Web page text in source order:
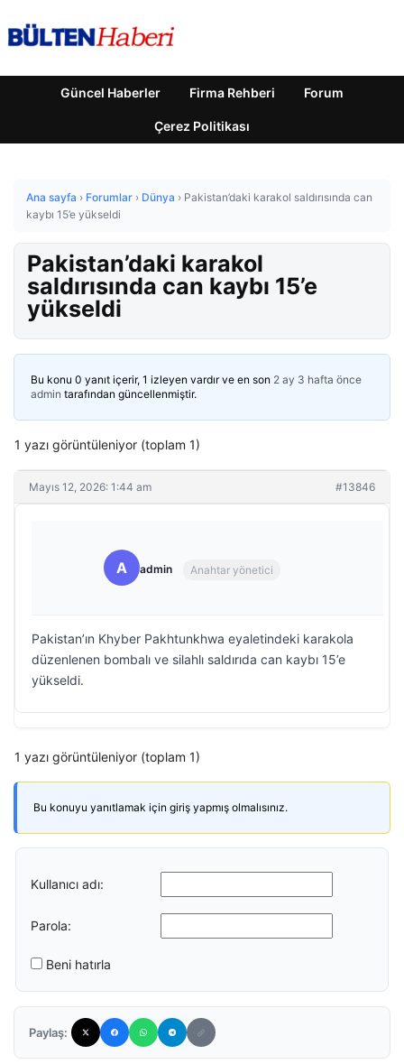
Güncel Haberler Firma Rehberi Forum
Çerez Politikası
Ana sayfa › Forumlar › Dünya › Pakistan’daki karakol saldırısında can
kaybı 15’e yükseldi
Pakistan’daki karakol
saldırısında can kaybı 15’e
yükseldi
Bu konu 0 yanıt içerir, 1 izleyen vardır ve en son 2 ay 3 hafta önce
admin tarafından güncellenmiştir.
1 yazı görüntüleniyor (toplam 1)
Mayıs 12, 2026: 1:44 am #13846
A admin Anahtar yönetici
Pakistan’ın Khyber Pakhtunkhwa eyaletindeki karakola
düzenlenen bombalı ve silahlı saldırıda can kaybı 15’e
yükseldi.
1 yazı görüntüleniyor (toplam 1)
Bu konuyu yanıtlamak için giriş yapmış olmalısınız.
Kullanıcı adı:
Parola:
Beni hatırla
Paylaş: